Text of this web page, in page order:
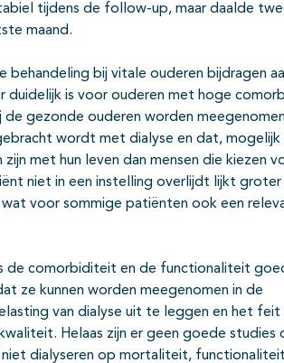
tijdens de follow-up, maar daalde
maand.
bij vitale ouderen bijdragen
duidelijk is voor ouderen met hoge
gezonde ouderen worden
wordt met dialyse en dat, mogelijk
met hun leven dan mensen die kiezen
niet in een instelling overlijdt lijkt groter
voor sommige patiënten ook een
de comorbiditeit en de functionaliteit
ze kunnen worden meegenomen in de
van dialyse uit te leggen en het
Helaas zijn er geen goede studies
dialyseren op mortaliteit,